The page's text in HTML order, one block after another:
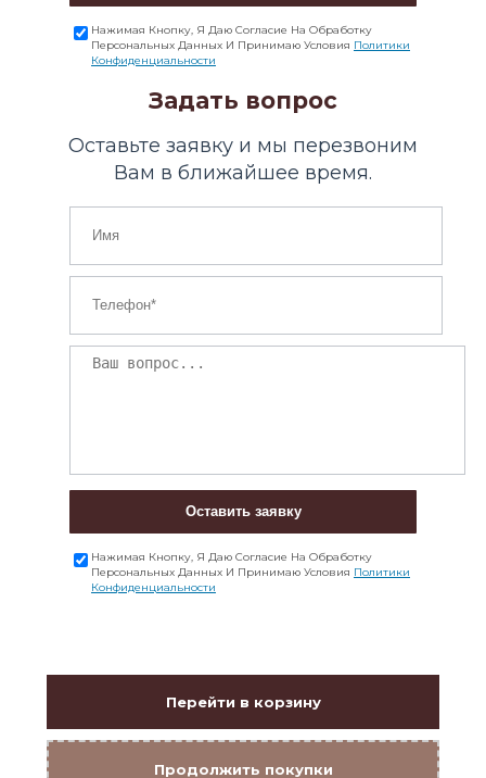
Нажимая Кнопку, Я Даю Согласие На Обработку
Персональных Данных И Принимаю Условия Политики
Конфиденциальности
Задать вопрос
Оставьте заявку и мы перезвоним
Вам в ближайшее время.
Оставить заявку
Нажимая Кнопку, Я Даю Согласие На Обработку
Персональных Данных И Принимаю Условия Политики
Конфиденциальности
Перейти в корзину
Продолжить покупки